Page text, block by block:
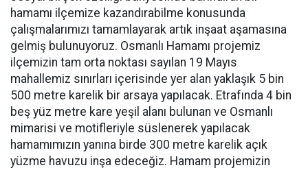
hamamı ilçemize kazandırabilme konusunda
çalışmalarımızı tamamlayarak artık inşaat aşamasına
gelmiş bulunuyoruz. Osmanlı Hamamı projemiz
ilçemizin tam orta noktası sayılan 19 Mayıs
mahallemiz sınırları içerisinde yer alan yaklaşık 5 bin
500 metre karelik bir arsaya yapılacak. Etrafında 4 bin
beş yüz metre kare yeşil alanı bulunan ve Osmanlı
mimarisi ve motifleriyle süslenerek yapılacak
hamamımızın yanına birde 300 metre karelik açık
yüzme havuzu inşa edeceğiz. Hamam projemizin